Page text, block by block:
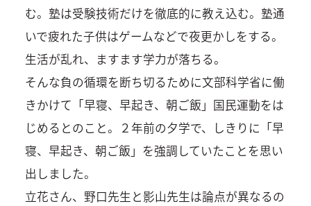
む。塾は受験技術だけを徹底的に教え込む。塾通
いで疲れた子供はゲームなどで夜更かしをする。
生活が乱れ、ますます学力が落ちる。
そんな負の循環を断ち切るために文部科学省に働
きかけて「早寝、早起き、朝ご飯」国民運動をは
じめるとのこと。２年前の夕学で、しきりに「早
寝、早起き、朝ご飯」を強調していたことを思い
出しました。
立花さん、野口先生と影山先生は論点が異なるの